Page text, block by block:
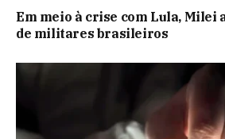
Em meio à crise com Lula, Milei
de militares brasileiros